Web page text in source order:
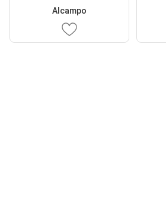
Alcampo